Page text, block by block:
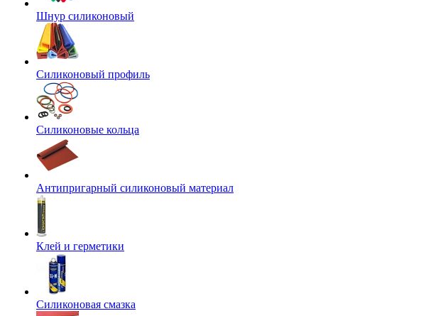
Шнур силиконовый
Силиконовый профиль
Силиконовые кольца
Антипригарный силиконовый материал
Клей и герметики
Силиконовая смазка